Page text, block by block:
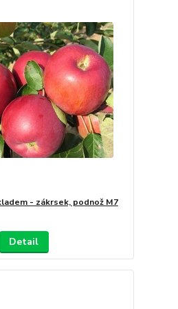
- zákrsek, podnož M7
Detail